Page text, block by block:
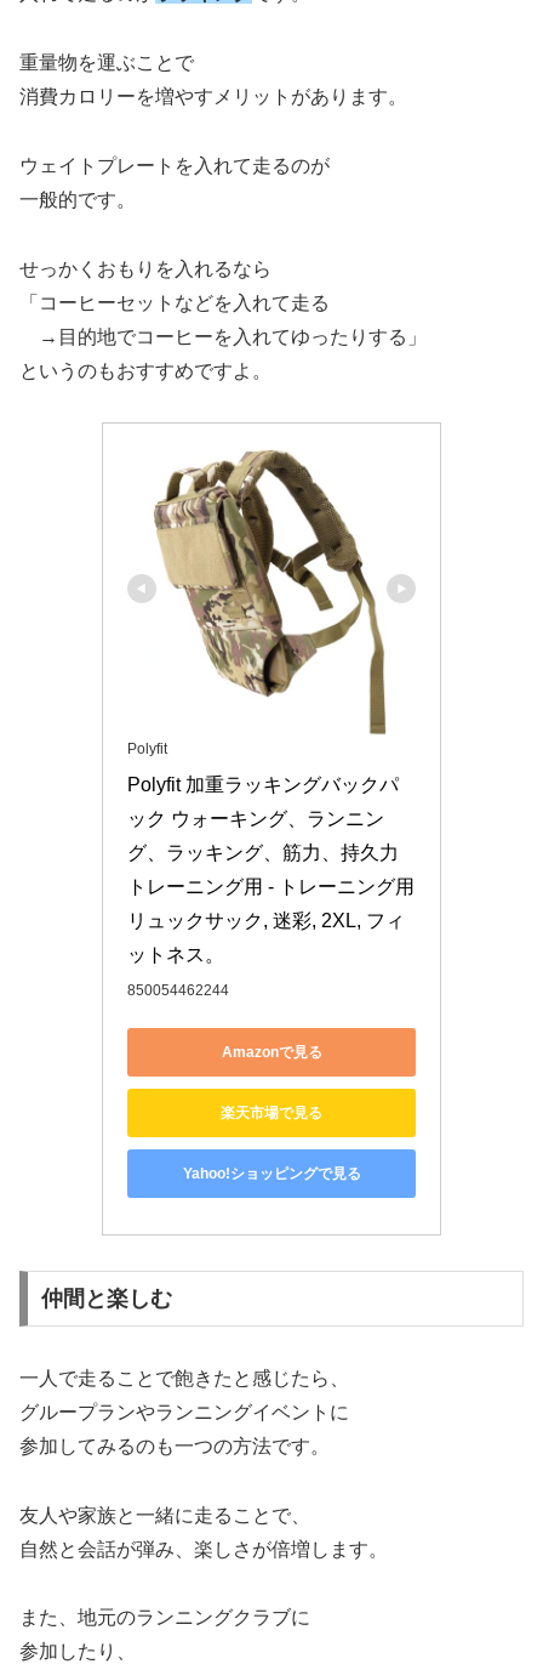
重量物を運ぶことで
消費カロリーを増やすメリットがあります。
ウェイトプレートを入れて走るのが
一般的です。
せっかくおもりを入れるなら
「コーヒーセットなどを入れて走る
→目的地でコーヒーを入れてゆったりする」
というのもおすすめですよ。
Polyfit
Polyfit 加重ラッキングバックパ
ック ウォーキング、ランニン
グ、ラッキング、筋力、持久力
トレーニング用 - トレーニング用
リュックサック, 迷彩, 2XL, フィ
ットネス。
850054462244
Amazonで見る
楽天市場で見る
Yahoo!ショッピングで見る
仲間と楽しむ
一人で走ることで飽きたと感じたら、
グループランやランニングイベントに
参加してみるのも一つの方法です。
友人や家族と一緒に走ることで、
自然と会話が弾み、楽しさが倍増します。
また、地元のランニングクラブに
参加したり、